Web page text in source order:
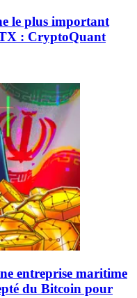
le plus important
: CryptoQuant
entreprise maritime
du Bitcoin pour